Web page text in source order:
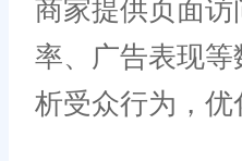
商家提供页面
率、广告表现
析受众行为，优